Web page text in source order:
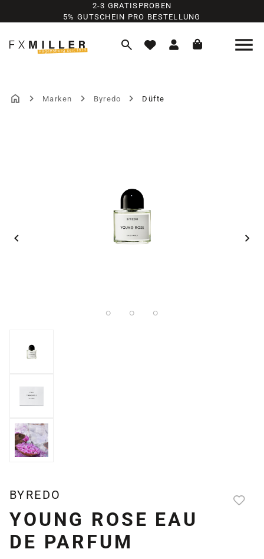
Zum Hauptinhalt springen
2-3 GRATISPROBEN
5% GUTSCHEIN PRO BESTELLUNG
Marken Byredo Düfte
BYREDO
YOUNG ROSE EAU
DE PARFUM